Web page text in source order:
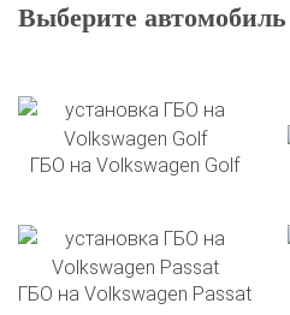
Выберите автомобиль
ГБО на Volkswagen Golf
ГБО на Volkswagen Passat